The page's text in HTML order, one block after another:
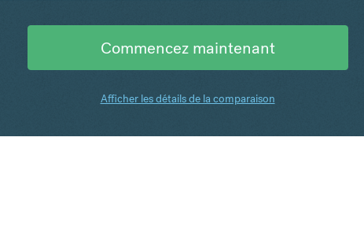
Commencez maintenant
Afficher les détails de la comparaison